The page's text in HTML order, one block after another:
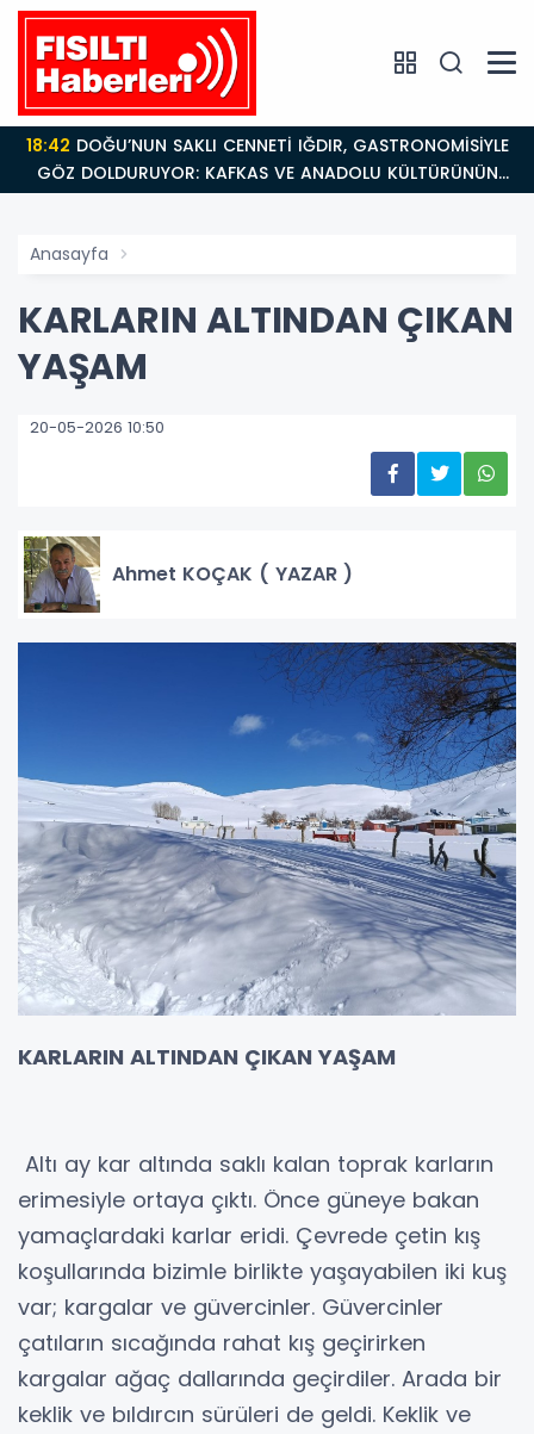
18:42
GÖZ DOLDURUYOR: KAFKAS VE ANADOLU KÜLTÜRÜNÜN
BULUŞMA NOKTASI
Anasayfa
KARLARIN ALTINDAN ÇIKAN
YAŞAM
20-05-2026 10:50
Ahmet KOÇAK ( YAZAR )
KARLARIN ALTINDAN ÇIKAN YAŞAM
Altı ay kar altında saklı kalan toprak karların
erimesiyle ortaya çıktı. Önce güneye bakan
yamaçlardaki karlar eridi. Çevrede çetin kış
koşullarında bizimle birlikte yaşayabilen iki kuş
var; kargalar ve güvercinler. Güvercinler
çatıların sıcağında rahat kış geçirirken
kargalar ağaç dallarında geçirdiler. Arada bir
keklik ve bıldırcın sürüleri de geldi. Keklik ve